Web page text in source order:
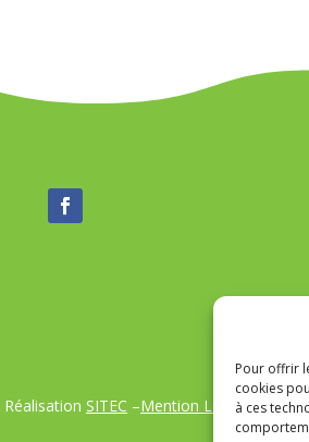
Pour offrir
cookies
à ces
SITEC –Mention Légales